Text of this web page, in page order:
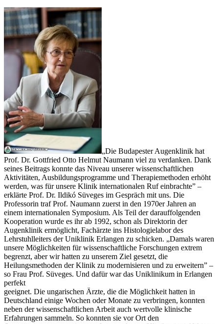
„Die Budapester Augenklinik hat
Prof. Dr. Gottfried Otto Helmut Naumann viel zu verdanken. Dank
seines Beitrags konnte das Niveau unserer wissenschaftlichen
Aktivitäten, Ausbildungsprogramme und Therapiemethoden erhöht
werden, was für unsere Klinik internationalen Ruf einbrachte” –
erklärte Prof. Dr. Ildikó Süveges im Gespräch mit uns. Die
Professorin traf Prof. Naumann zuerst in den 1970er Jahren an
einem internationalen Symposium. Als Teil der darauffolgenden
Kooperation wurde es ihr ab 1992, schon als Direktorin der
Augenklinik ermöglicht, Fachärzte ins Histologielabor des
Lehrstuhlleiters der Uniklinik Erlangen zu schicken. „Damals waren
unsere Möglichkeiten für wissenschaftliche Forschungen extrem
begrenzt, aber wir hatten zu unserem Ziel gesetzt, die
Heilungsmethoden der Klinik zu modernisieren und zu erweitern” –
so Frau Prof. Süveges. Und dafür war das Uniklinikum in Erlangen
perfekt
geeignet. Die ungarischen Ärzte, die die Möglichkeit hatten in
Deutschland einige Wochen oder Monate zu verbringen, konnten
neben der wissenschaftlichen Arbeit auch wertvolle klinische
Erfahrungen sammeln. So konnten sie vor Ort den